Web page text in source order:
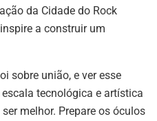
da Cidade do Rock
a construir um
sobre união, e ver esse
tecnológica e artística
melhor. Prepare os óculos